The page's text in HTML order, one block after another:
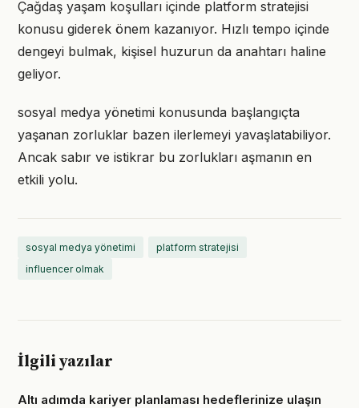
Çağdaş yaşam koşulları içinde platform stratejisi
konusu giderek önem kazanıyor. Hızlı tempo içinde
dengeyi bulmak, kişisel huzurun da anahtarı haline
geliyor.
sosyal medya yönetimi konusunda başlangıçta
yaşanan zorluklar bazen ilerlemeyi yavaşlatabiliyor.
Ancak sabır ve istikrar bu zorlukları aşmanın en
etkili yolu.
sosyal medya yönetimi
platform stratejisi
influencer olmak
İlgili yazılar
Altı adımda kariyer planlaması hedeflerinize ulaşın